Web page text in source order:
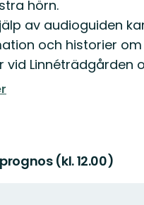
hörn.
av audioguiden
och historier
vid Linnéträdgården
(kl. 12.00)